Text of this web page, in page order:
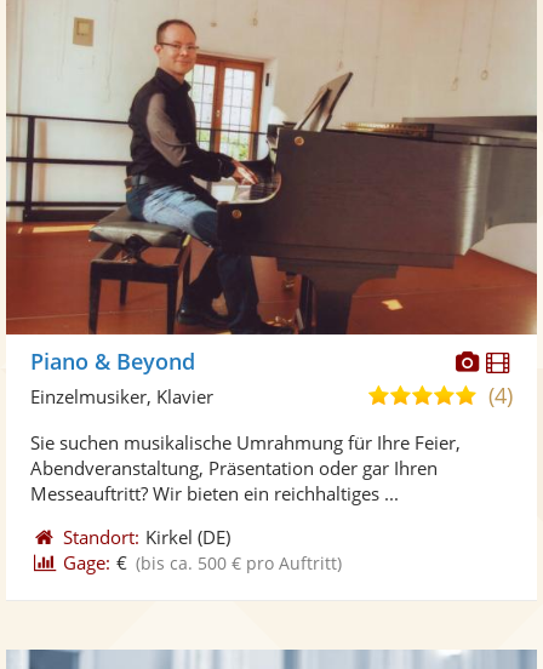
Piano & Beyond
4,9(4)
Einzelmusiker, Klavier
Sie suchen musikalische Umrahmung für Ihre Feier,
Abendveranstaltung, Präsentation oder gar Ihren
Messeauftritt? Wir bieten ein reichhaltiges ...
Standort: Kirkel (DE)
Gage: € (bis ca. 500 € pro Auftritt)